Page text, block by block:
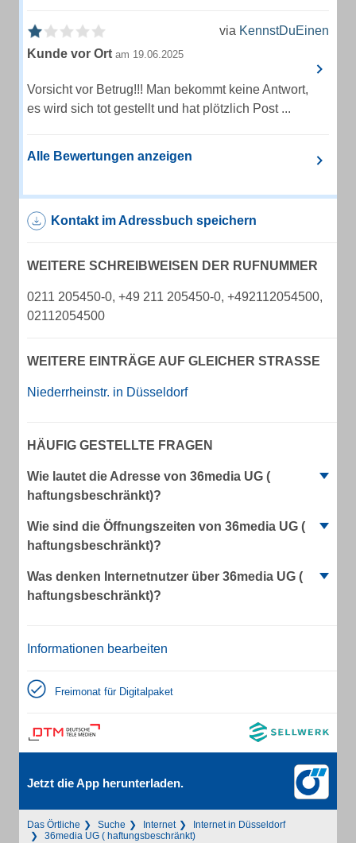
via KennstDuEinen
Kunde vor Ort am 19.06.2025
Vorsicht vor Betrug!!! Man bekommt keine Antwort,
es wird sich tot gestellt und hat plötzlich Post ...
Alle Bewertungen anzeigen
Kontakt im Adressbuch speichern
WEITERE SCHREIBWEISEN DER RUFNUMMER
0211 205450-0, +49 211 205450-0, +492112054500,
02112054500
WEITERE EINTRÄGE AUF GLEICHER STRASSE
Niederrheinstr. in Düsseldorf
HÄUFIG GESTELLTE FRAGEN
Wie lautet die Adresse von 36media UG (
haftungsbeschränkt)?
Wie sind die Öffnungszeiten von 36media UG (
haftungsbeschränkt)?
Was denken Internetnutzer über 36media UG (
haftungsbeschränkt)?
Informationen bearbeiten
Freimonat für Digitalpaket
Jetzt die App herunterladen.
Das Örtliche Suche Internet
Internet in Düsseldorf
36media UG ( haftungsbeschränkt)